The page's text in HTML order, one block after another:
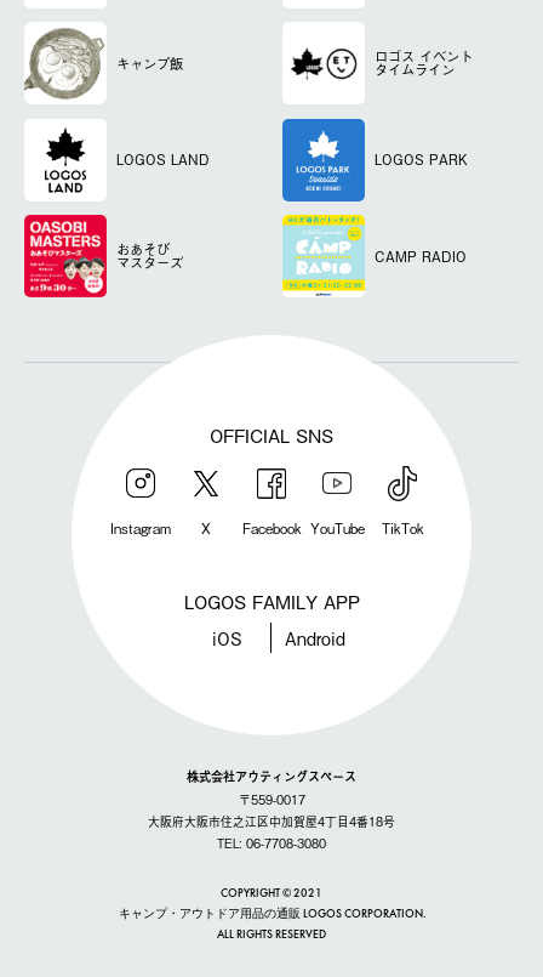
キャンプ飯 ロゴス イベント
タイムライン
LOGOS LAND LOGOS PARK
おあそび
マスターズ CAMP RADIO
OFFICIAL SNS
Instagram X Facebook YouTube TikTok
LOGOS FAMILY APP
iOS Android
株式会社アウティングスペース
〒559-0017
大阪府大阪市住之江区中加賀屋4丁目4番18号
TEL: 06-7708-3080
COPYRIGHT © 2021
キャンプ・アウトドア用品の通販 LOGOS CORPORATION.
ALL RIGHTS RESERVED